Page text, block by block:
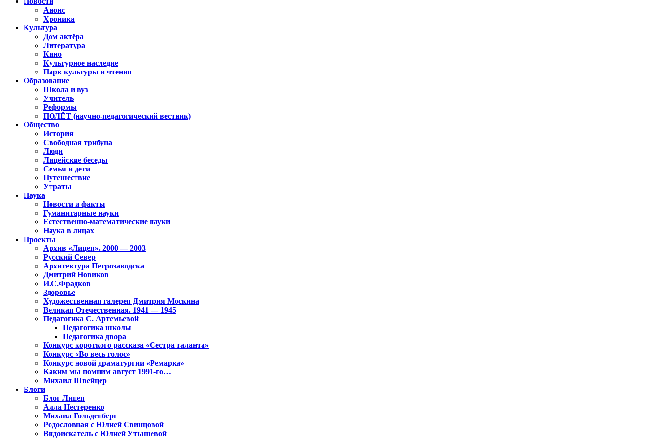
Анонс
Хроника
Культура
Дом актёра
Литература
Кино
Культурное наследие
Парк культуры и чтения
Образование
Школа и вуз
Учитель
Реформы
ПОЛЁТ (научно-педагогический вестник)
Общество
История
Свободная трибуна
Люди
Лицейские беседы
Семья и дети
Путешествие
Утраты
Наука
Новости и факты
Гуманитарные науки
Естественно-математические науки
Наука в лицах
Проекты
Архив «Лицея». 2000 — 2003
Русский Север
Архитектура Петрозаводска
Дмитрий Новиков
И.С.Фрадков
Здоровье
Художественная галерея Дмитрия Москина
Великая Отечественная. 1941 — 1945
Педагогика С. Артемьевой
Педагогика школы
Педагогика двора
Конкурс короткого рассказа «Сестра таланта»
Конкурс «Во весь голос»
Конкурс новой драматургии «Ремарка»
Каким мы помним август 1991-го…
Михаил Швейцер
Блоги
Блог Лицея
Алла Нестеренко
Михаил Гольденберг
Родословная с Юлией Свинцовой
Видоискатель с Юлией Утышевой